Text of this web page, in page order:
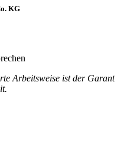
KG
Arbeitsweise ist der Garant